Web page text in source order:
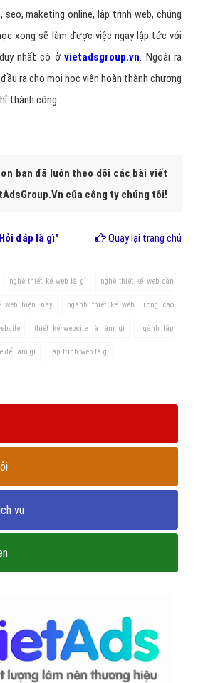
, seo, maketing online, lập trình web, chúng
xong sẽ làm được việc ngay lập tức với
nhất có ởvietadsgroup.vn. Ngoài ra
ra cho mọi học viên hoàn thành chương
thành công.
bạn đã luôn theo dõi các bài viết
của công ty chúng tôi!
đáp là gì" Quay lại trang chủ
nghề thiết kế web là gì nghề thiết kế web cần
web hiện nay ngành thiết kế web lương cao
thiết kế website là làm gì ngành lập
để làm gì lập trình web là gi
vụ